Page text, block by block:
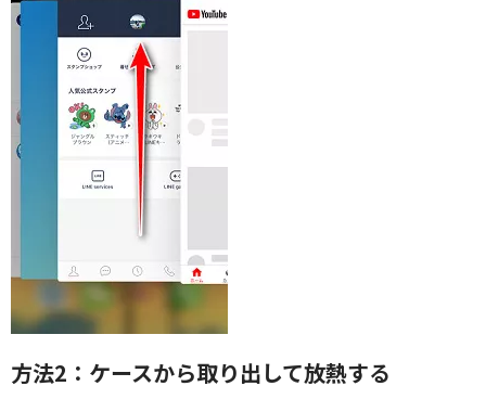
方法2：ケースから取り出して放熱する